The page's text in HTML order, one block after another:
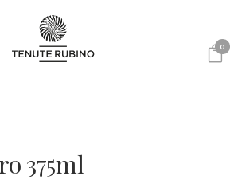
0
375ml